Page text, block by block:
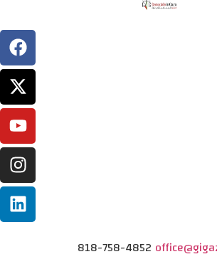
818-758-4852